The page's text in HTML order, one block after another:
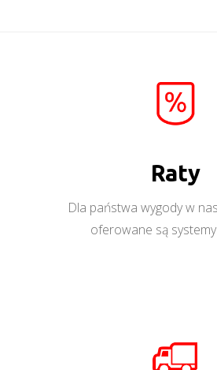
Raty
Dla państwa wygody w
oferowane są